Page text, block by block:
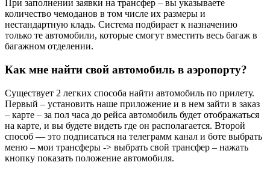
При заполнении заявки на трансфер – вы указываете
количество чемоданов в том числе их размеры и
нестандартную кладь. Система подбирает к назначению
только те автомобили, которые смогут вместить весь багаж в
багажном отделении.
Как мне найти свой автомобиль в аэропорту?
Существует 2 легких способа найти автомобиль по прилету.
Первый – установить наше приложение и в нем зайти в заказ
– карте – за пол часа до рейса автомобиль будет отображаться
на карте, и вы будете видеть где он располагается. Второй
способ — это подписаться на телеграмм канал и боте выбрать
меню – мои трансферы -> выбрать свой трансфер – нажать
кнопку показать положение автомобиля.